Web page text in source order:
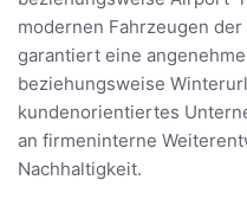
modernen Fahrzeugen
garantiert eine
beziehungsweise
kundenorientiertes
an firmeninterne
Nachhaltigkeit.